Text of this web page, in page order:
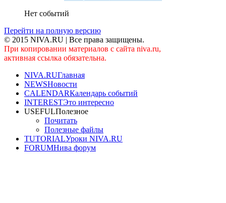
Нет событий
Перейти на полную версию
© 2015 NIVA.RU | Все права защищены.
При копировании материалов с сайта niva.ru,
активная ссылка обязательна.
NIVA.RUГлавная
NEWSНовости
CALENDARКалендарь событий
INTERESTЭто интересно
USEFULПолезное
Почитать
Полезные файлы
TUTORIALУроки NIVA.RU
FORUMНива форум